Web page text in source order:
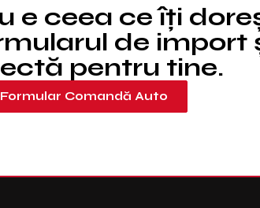
e ceea ce îți
de import
pentru tine.
Formular Comandă Auto